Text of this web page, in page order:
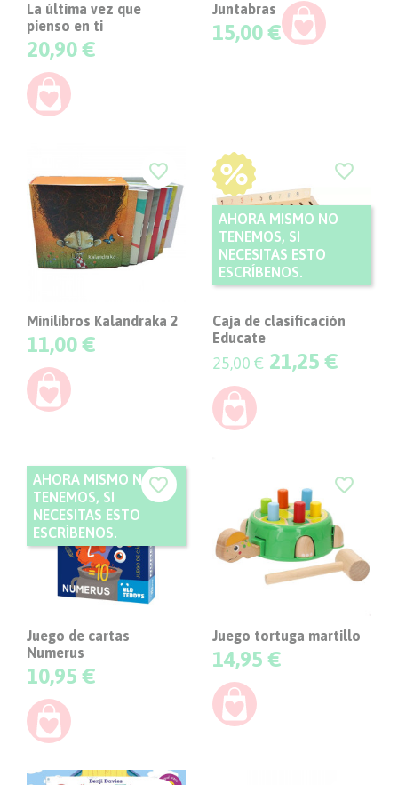
La última vez que
pienso en ti
Precio
20,90 €
Juntabras
Precio
15,00 €
Minilibros Kalandraka 2
Precio
11,00 €
favorite_border
Caja de clasificación
Educate
25,00 € Precio
21,25 €
-15%
AHORA MISMO NO
TENEMOS, SI
NECESITAS ESTO
ESCRÍBENOS.
favorite_border
Juego de cartas
Numerus
Precio
10,95 €
AHORA MISMO NO
TENEMOS, SI
NECESITAS ESTO
ESCRÍBENOS.
favorite_border
Juego tortuga martillo
Precio
14,95 €
favorite_border